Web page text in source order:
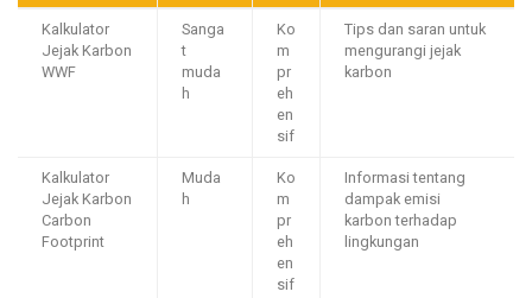
Kalkulator
Jejak Karbon
WWF
Sanga
t
muda
h
Ko
m
pr
eh
en
sif
Tips dan saran untuk
mengurangi jejak
karbon
Kalkulator
Jejak Karbon
Carbon
Footprint
Muda
h
Ko
m
pr
eh
en
sif
Informasi tentang
dampak emisi
karbon terhadap
lingkungan